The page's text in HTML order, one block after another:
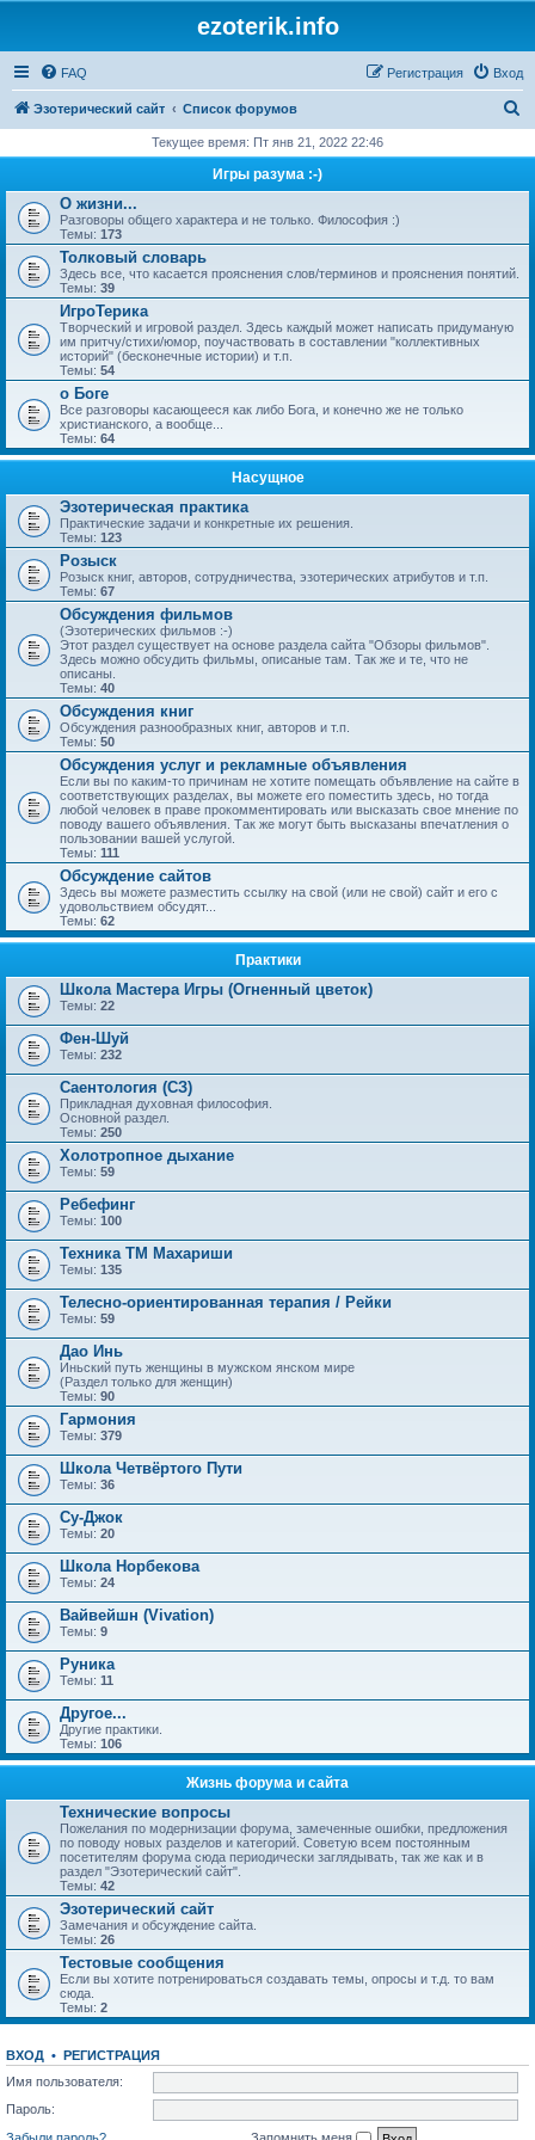
ezoterik.info
FAQ Вход
Регистрация
Эзотерический сайт Список форумов
с
Текущее время: Пт янв 21, 2022 22:46
Игры разума :-)
О жизни...
Разговоры общего характера и не только. Философия :)
Темы: 173
Толковый словарь
Здесь все, что касается прояснения слов/терминов и прояснения понятий.
Темы: 39
ИгроТерика
Творческий и игровой раздел. Здесь каждый может написать придуманую
им притчу/стихи/юмор, поучаствовать в составлении "коллективных
историй" (бесконечные истории) и т.п.
Темы: 54
о Боге
Все разговоры касающееся как либо Бога, и конечно же не только
христианского, а вообще...
Темы: 64
Насущное
Эзотерическая практика
Практические задачи и конкретные их решения.
Темы: 123
Розыск
Розыск книг, авторов, сотрудничества, эзотерических атрибутов и т.п.
Темы: 67
Обсуждения фильмов
(Эзотерических фильмов :-)
Этот раздел существует на основе раздела сайта "Обзоры фильмов".
Здесь можно обсудить фильмы, описаные там. Так же и те, что не
описаны.
Темы: 40
Обсуждения книг
Обсуждения разнообразных книг, авторов и т.п.
Темы: 50
Обсуждения услуг и рекламные объявления
Если вы по каким-то причинам не хотите помещать объявление на сайте в
соответствующих разделах, вы можете его поместить здесь, но тогда
любой человек в праве прокомментировать или высказать свое мнение по
поводу вашего объявления. Так же могут быть высказаны впечатления о
пользовании вашей услугой.
Темы: 111
Обсуждение сайтов
Здесь вы можете разместить ссылку на свой (или не свой) сайт и его с
удовольствием обсудят...
Темы: 62
Практики
Школа Мастера Игры (Огненный цветок)
Темы: 22
Фен-Шуй
Темы: 232
Саентология (СЗ)
Прикладная духовная философия.
Основной раздел.
Темы: 250
Холотропное дыхание
Темы: 59
Ребефинг
Темы: 100
Техника ТМ Махариши
Темы: 135
Телесно-ориентированная терапия / Рейки
Темы: 59
Дао Инь
Иньский путь женщины в мужском янском мире
(Раздел только для женщин)
Темы: 90
Гармония
Темы: 379
Школа Четвёртого Пути
Темы: 36
Су-Джок
Темы: 20
Школа Норбекова
Темы: 24
Вайвейшн (Vivation)
Темы: 9
Руника
Темы: 11
Другое...
Другие практики.
Темы: 106
Жизнь форума и сайта
Технические вопросы
Пожелания по модернизации форума, замеченные ошибки, предложения
по поводу новых разделов и категорий. Советую всем постоянным
посетителям форума сюда периодически заглядывать, так же как и в
раздел "Эзотерический сайт".
Темы: 42
Эзотерический сайт
Замечания и обсуждение сайта.
Темы: 26
Тестовые сообщения
Если вы хотите потренироваться создавать темы, опросы и т.д. то вам
сюда.
Темы: 2
ВХОД • РЕГИСТРАЦИЯ
Имя пользователя:
Пароль: